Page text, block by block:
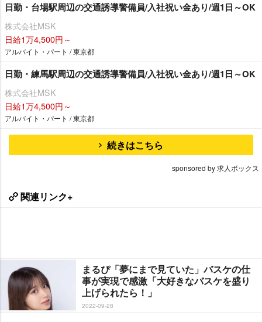
日勤・台場駅周辺の交通誘導警備員/入社祝い金あり/週1日～OK
株式会社MSK
日給1万4,500円～
アルバイト・パート / 東京都
日勤・練馬駅周辺の交通誘導警備員/入社祝い金あり/週1日～OK
株式会社MSK
日給1万4,500円～
アルバイト・パート / 東京都
続きはこちら
sponsored by 求人ボックス
関連リンク+
まるぴ「夢にまで見ていた」バスケの仕
事が実現で感激「大好きなバスケを盛り
上げられたら！」
2022-09-28